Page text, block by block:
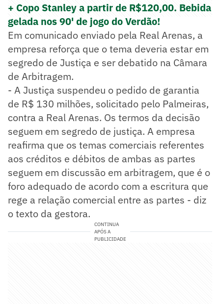
+ Copo Stanley a partir de R$120,00. Bebida
gelada nos 90' de jogo do Verdão!
Em comunicado enviado pela Real Arenas, a
empresa reforça que o tema deveria estar em
segredo de Justiça e ser debatido na Câmara
de Arbitragem.
- A Justiça suspendeu o pedido de garantia
de R$ 130 milhões, solicitado pelo Palmeiras,
contra a Real Arenas. Os termos da decisão
seguem em segredo de justiça. A empresa
reafirma que os temas comerciais referentes
aos créditos e débitos de ambas as partes
seguem em discussão em arbitragem, que é o
foro adequado de acordo com a escritura que
rege a relação comercial entre as partes - diz
o texto da gestora.
CONTINUA
APÓS A
PUBLICIDADE